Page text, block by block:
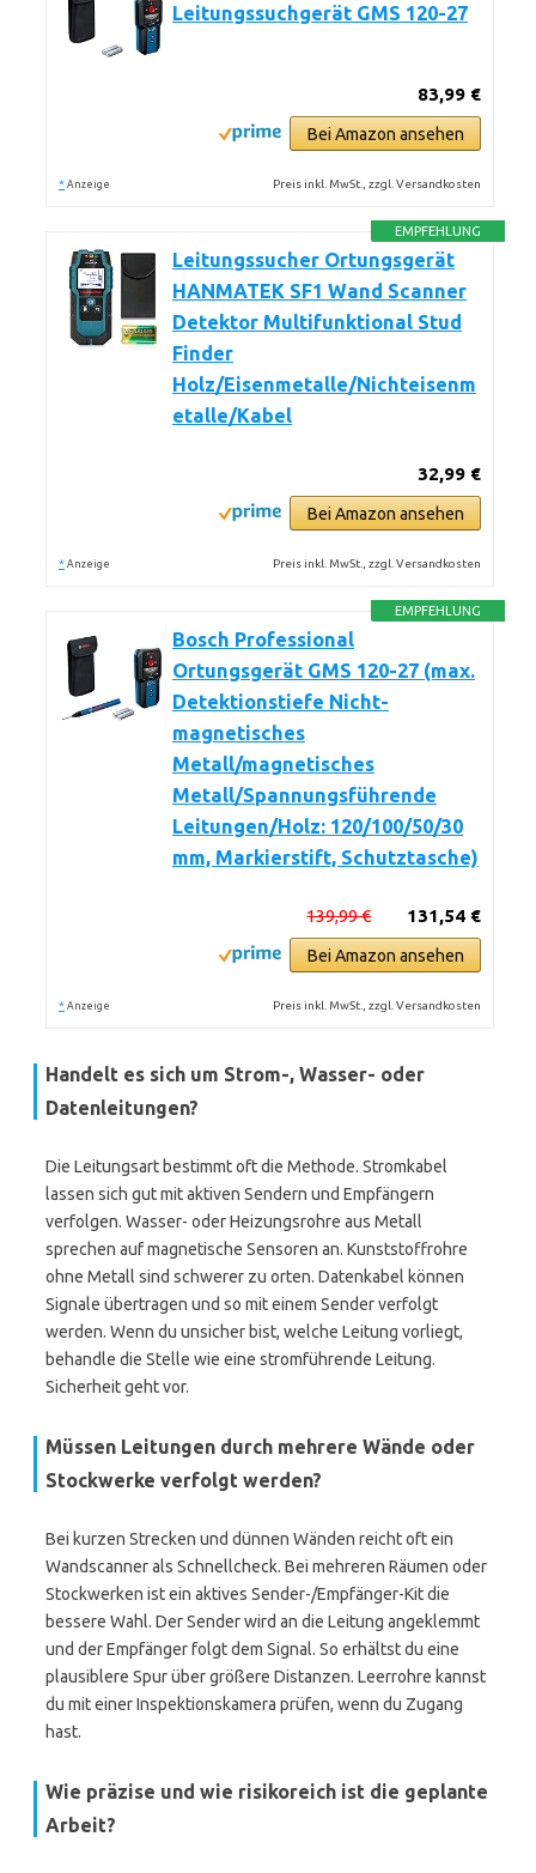
Leitungssuchgerät GMS 120-27
83,99 €
Bei Amazon ansehen
* Anzeige Preis inkl. MwSt., zzgl. Versandkosten
EMPFEHLUNG
Leitungssucher Ortungsgerät
HANMATEK SF1 Wand Scanner
Detektor Multifunktional Stud
Finder
Holz/Eisenmetalle/Nichteisenm
etalle/Kabel
32,99 €
Bei Amazon ansehen
* Anzeige Preis inkl. MwSt., zzgl. Versandkosten
EMPFEHLUNG
Bosch Professional
Ortungsgerät GMS 120-27 (max.
Detektionstiefe Nicht-
magnetisches
Metall/magnetisches
Metall/Spannungsführende
Leitungen/Holz: 120/100/50/30
mm, Markierstift, Schutztasche)
131,54 €
139,99 €
Bei Amazon ansehen
* Anzeige Preis inkl. MwSt., zzgl. Versandkosten
Handelt es sich um Strom-, Wasser- oder
Datenleitungen?
Die Leitungsart bestimmt oft die Methode. Stromkabel
lassen sich gut mit aktiven Sendern und Empfängern
verfolgen. Wasser- oder Heizungsrohre aus Metall
sprechen auf magnetische Sensoren an. Kunststoffrohre
ohne Metall sind schwerer zu orten. Datenkabel können
Signale übertragen und so mit einem Sender verfolgt
werden. Wenn du unsicher bist, welche Leitung vorliegt,
behandle die Stelle wie eine stromführende Leitung.
Sicherheit geht vor.
Müssen Leitungen durch mehrere Wände oder
Stockwerke verfolgt werden?
Bei kurzen Strecken und dünnen Wänden reicht oft ein
Wandscanner als Schnellcheck. Bei mehreren Räumen oder
Stockwerken ist ein aktives Sender-/Empfänger-Kit die
bessere Wahl. Der Sender wird an die Leitung angeklemmt
und der Empfänger folgt dem Signal. So erhältst du eine
plausiblere Spur über größere Distanzen. Leerrohre kannst
du mit einer Inspektionskamera prüfen, wenn du Zugang
hast.
Wie präzise und wie risikoreich ist die geplante
Arbeit?